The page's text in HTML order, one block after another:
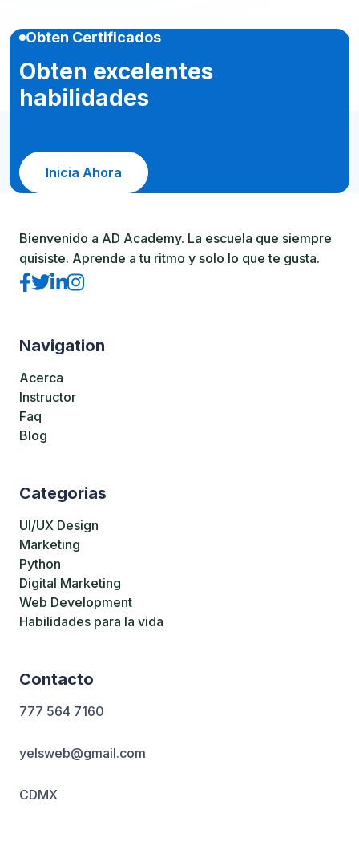
Obten Certificados
Obten excelentes
habilidades
Inicia Ahora
Bienvenido a AD Academy. La escuela que siempre
quisiste. Aprende a tu ritmo y solo lo que te gusta.
Navigation
Acerca
Instructor
Faq
Blog
Categorias
UI/UX Design
Marketing
Python
Digital Marketing
Web Development
Habilidades para la vida
Contacto
777 564 7160
yelsweb@gmail.com
CDMX